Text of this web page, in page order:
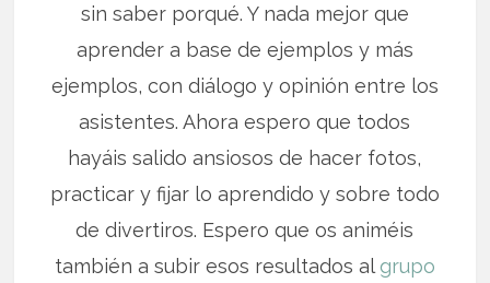
sin saber porqué. Y nada mejor que
aprender a base de ejemplos y más
ejemplos, con diálogo y opinión entre los
asistentes. Ahora espero que todos
hayáis salido ansiosos de hacer fotos,
practicar y fijar lo aprendido y sobre todo
de divertiros. Espero que os animéis
también a subir esos resultados al grupo